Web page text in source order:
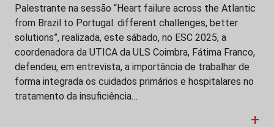
Palestrante na sessão “Heart failure across the Atlantic
from Brazil to Portugal: different challenges, better
solutions”, realizada, este sábado, no ESC 2025, a
coordenadora da UTICA da ULS Coimbra, Fátima Franco,
defendeu, em entrevista, a importância de trabalhar de
forma integrada os cuidados primários e hospitalares no
tratamento da insuficiência…
+